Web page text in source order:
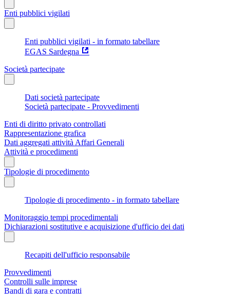
Enti pubblici vigilati
Enti pubblici vigilati - in formato tabellare
EGAS Sardegna
Società partecipate
Dati società partecipate
Società partecipate - Provvedimenti
Enti di diritto privato controllati
Rappresentazione grafica
Dati aggregati attività Affari Generali
Attività e procedimenti
Tipologie di procedimento
Tipologie di procedimento - in formato tabellare
Monitoraggio tempi procedimentali
Dichiarazioni sostitutive e acquisizione d'ufficio dei dati
Recapiti dell'ufficio responsabile
Provvedimenti
Controlli sulle imprese
Bandi di gara e contratti